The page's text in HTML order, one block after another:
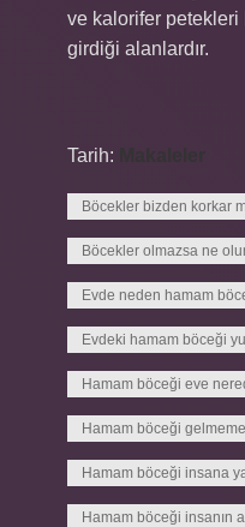
ve kalorifer
girdiği alanlardır.
Tarih:
Böcekler bizden korkar
Böcekler olmazsa ne
Evde neden hamam
Evdeki hamam böceği
Hamam böceği eve
Hamam böceği
Hamam böceği insana
Hamam böceği insanın